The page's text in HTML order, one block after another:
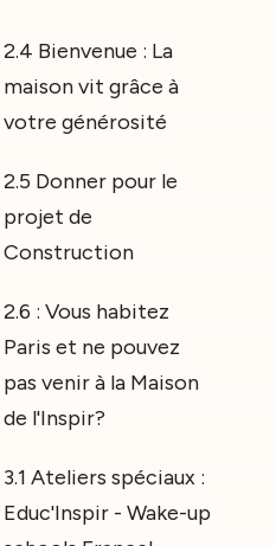
2.4 Bienvenue : La
maison vit grâce à
votre générosité
2.5 Donner pour le
projet de
Construction
2.6 : Vous habitez
Paris et ne pouvez
pas venir à la Maison
de l'Inspir?
3.1 Ateliers spéciaux :
Educ'Inspir - Wake-up